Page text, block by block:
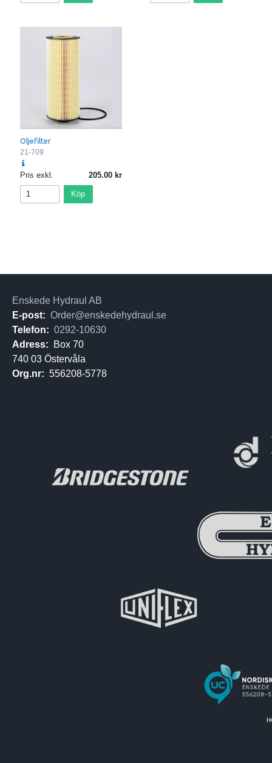
Oljefilter
21-709
Pris exkl. 205.00
Köp
Enskede Hydraul AB
E-post: Order@enskedehydraul.se
Telefon: 0292-10630
Adress:
Box 70
740 03 Östervåla
Org.nr: 556208-5778